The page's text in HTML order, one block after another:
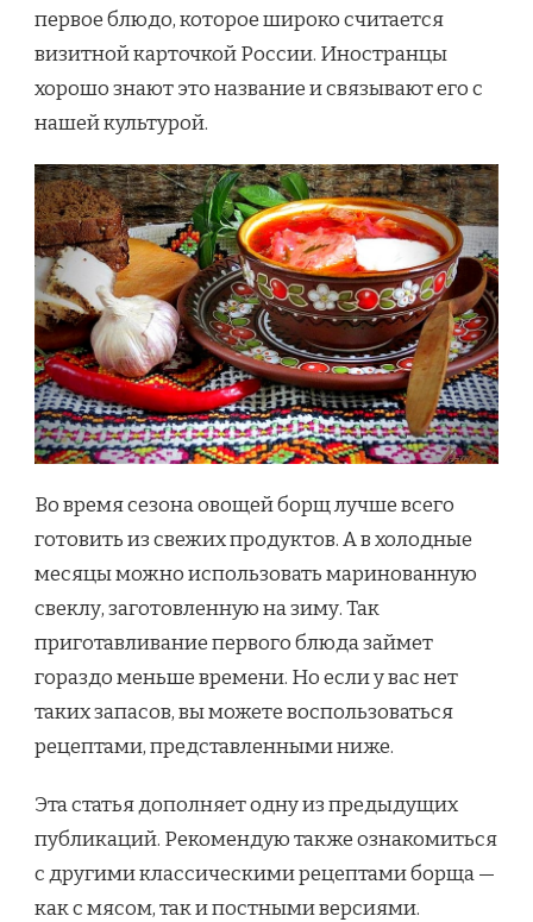
первое блюдо, которое широко считается
визитной карточкой России. Иностранцы
хорошо знают это название и связывают его с
нашей культурой.
Во время сезона овощей борщ лучше всего
готовить из свежих продуктов. А в холодные
месяцы можно использовать маринованную
свеклу, заготовленную на зиму. Так
приготавливание первого блюда займет
гораздо меньше времени. Но если у вас нет
таких запасов, вы можете воспользоваться
рецептами, представленными ниже.
Эта статья дополняет одну из предыдущих
публикаций. Рекомендую также ознакомиться
с другими классическими рецептами борща —
как с мясом, так и постными версиями.